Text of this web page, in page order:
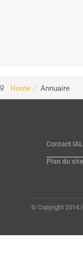
Home Annuaire
Contact IAL
Plan du site
© Copyright 2014